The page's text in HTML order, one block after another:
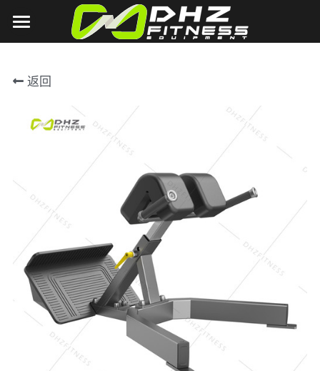
首页
关于DHZ
公司简介
公司相册
公司影像
U2000系列
U3000系列
E7000系列
E6000系列
Y900Z系列
有氧系列
T1系列
T2系列
营销场景
客户案例
2018德国FIBO展
2018上海体博会
2018北京China fit
2018上海FIBO展
新闻中心
联系我们
OA系统
搜索
EN
返回